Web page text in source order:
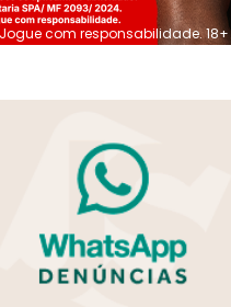
Jogue com responsabilidade. 18+